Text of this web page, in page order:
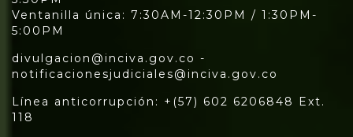
Ventanilla única: 7:30AM-12:30PM / 1:30PM-
5:00PM
divulgacion@inciva.gov.co -
notificacionesjudiciales@inciva.gov.co
Línea anticorrupción: +(57) 602 6206848 Ext.
118